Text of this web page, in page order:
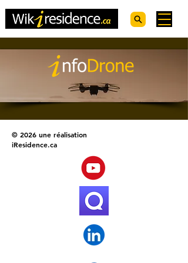
© 2026 une réalisation
iResidence.ca